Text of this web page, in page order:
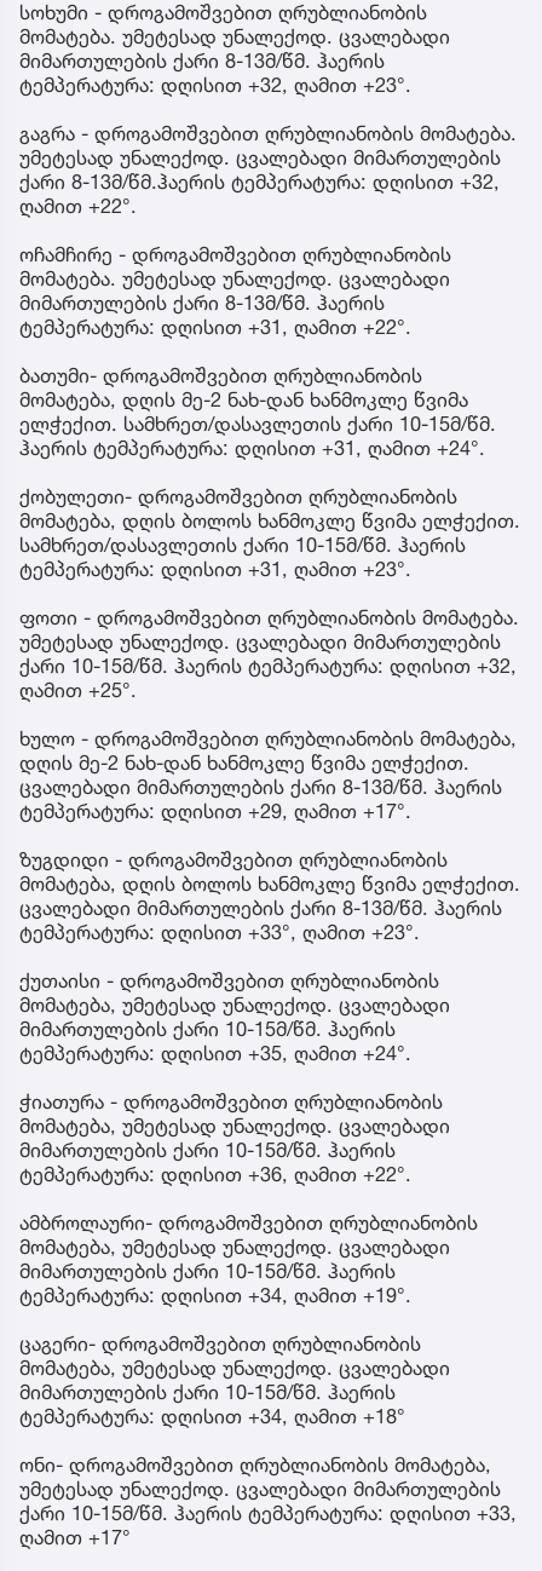
სოხუმი - დროგამოშვებით ღრუბლიანობის
მომატება. უმეტესად უნალექოდ. ცვალებადი
მიმართულების ქარი 8-13მ/წმ. ჰაერის
ტემპერატურა: დღისით +32, ღამით +23°.
გაგრა - დროგამოშვებით ღრუბლიანობის მომატება.
უმეტესად უნალექოდ. ცვალებადი მიმართულების
ქარი 8-13მ/წმ.ჰაერის ტემპერატურა: დღისით +32,
ღამით +22°.
ოჩამჩირე - დროგამოშვებით ღრუბლიანობის
მომატება. უმეტესად უნალექოდ. ცვალებადი
მიმართულების ქარი 8-13მ/წმ. ჰაერის
ტემპერატურა: დღისით +31, ღამით +22°.
ბათუმი- დროგამოშვებით ღრუბლიანობის
მომატება, დღის მე-2 ნახ-დან ხანმოკლე წვიმა
ელჭექით. სამხრეთ/დასავლეთის ქარი 10-15მ/წმ.
ჰაერის ტემპერატურა: დღისით +31, ღამით +24°.
ქობულეთი- დროგამოშვებით ღრუბლიანობის
მომატება, დღის ბოლოს ხანმოკლე წვიმა ელჭექით.
სამხრეთ/დასავლეთის ქარი 10-15მ/წმ. ჰაერის
ტემპერატურა: დღისით +31, ღამით +23°.
ფოთი - დროგამოშვებით ღრუბლიანობის მომატება.
უმეტესად უნალექოდ. ცვალებადი მიმართულების
ქარი 10-15მ/წმ. ჰაერის ტემპერატურა: დღისით +32,
ღამით +25°.
ხულო - დროგამოშვებით ღრუბლიანობის მომატება,
დღის მე-2 ნახ-დან ხანმოკლე წვიმა ელჭექით.
ცვალებადი მიმართულების ქარი 8-13მ/წმ. ჰაერის
ტემპერატურა: დღისით +29, ღამით +17°.
ზუგდიდი - დროგამოშვებით ღრუბლიანობის
მომატება, დღის ბოლოს ხანმოკლე წვიმა ელჭექით.
ცვალებადი მიმართულების ქარი 8-13მ/წმ. ჰაერის
ტემპერატურა: დღისით +33°, ღამით +23°.
ქუთაისი - დროგამოშვებით ღრუბლიანობის
მომატება, უმეტესად უნალექოდ. ცვალებადი
მიმართულების ქარი 10-15მ/წმ. ჰაერის
ტემპერატურა: დღისით +35, ღამით +24°.
ჭიათურა - დროგამოშვებით ღრუბლიანობის
მომატება, უმეტესად უნალექოდ. ცვალებადი
მიმართულების ქარი 10-15მ/წმ. ჰაერის
ტემპერატურა: დღისით +36, ღამით +22°.
ამბროლაური- დროგამოშვებით ღრუბლიანობის
მომატება, უმეტესად უნალექოდ. ცვალებადი
მიმართულების ქარი 10-15მ/წმ. ჰაერის
ტემპერატურა: დღისით +34, ღამით +19°.
ცაგერი- დროგამოშვებით ღრუბლიანობის
მომატება, უმეტესად უნალექოდ. ცვალებადი
მიმართულების ქარი 10-15მ/წმ. ჰაერის
ტემპერატურა: დღისით +34, ღამით +18°
ონი- დროგამოშვებით ღრუბლიანობის მომატება,
უმეტესად უნალექოდ. ცვალებადი მიმართულების
ქარი 10-15მ/წმ. ჰაერის ტემპერატურა: დღისით +33,
ღამით +17°